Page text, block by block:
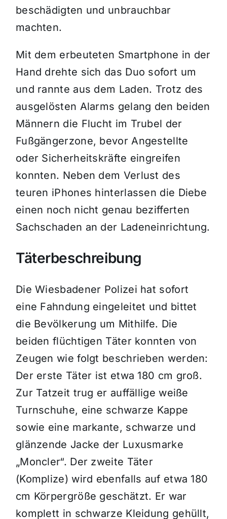
beschädigten und unbrauchbar
machten.
Mit dem erbeuteten Smartphone in der
Hand drehte sich das Duo sofort um
und rannte aus dem Laden. Trotz des
ausgelösten Alarms gelang den beiden
Männern die Flucht im Trubel der
Fußgängerzone, bevor Angestellte
oder Sicherheitskräfte eingreifen
konnten. Neben dem Verlust des
teuren iPhones hinterlassen die Diebe
einen noch nicht genau bezifferten
Sachschaden an der Ladeneinrichtung.
Täterbeschreibung
Die Wiesbadener Polizei hat sofort
eine Fahndung eingeleitet und bittet
die Bevölkerung um Mithilfe. Die
beiden flüchtigen Täter konnten von
Zeugen wie folgt beschrieben werden:
Der erste Täter ist etwa 180 cm groß.
Zur Tatzeit trug er auffällige weiße
Turnschuhe, eine schwarze Kappe
sowie eine markante, schwarze und
glänzende Jacke der Luxusmarke
„Moncler“. Der zweite Täter
(Komplize) wird ebenfalls auf etwa 180
cm Körpergröße geschätzt. Er war
komplett in schwarze Kleidung gehüllt,